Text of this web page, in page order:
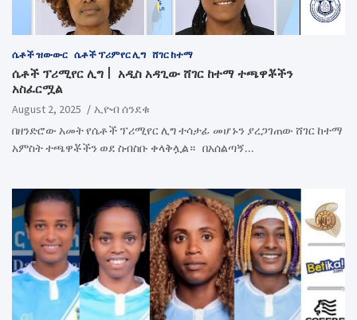
ሴቶች ዝውውር ሴቶች ፕሪምየር ሊግ ሸገር ከተማ
ሴቶች ፕሪሚየር ሊግ | አዲስ አዳጊው ሸገር ከተማ ተጫዋቾችን
አስፈርሟል
August 2, 2025
ኢዮብ ሰንደቁ
በዘንድሮው አመት የሴቶች ፕሪሚየር ሊግ ተሳታፊ መሆኑን ያረጋገጠው ሸገር ከተማ
አምስት ተጫዋቾችን ወደ ስብስቡ ቀላቅሏል። በአሰልጣኝ…